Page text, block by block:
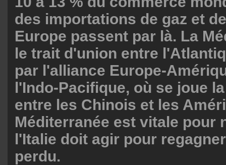
des importations de gaz et
Europe passent par là. La
le trait d'union entre
par l'alliance Europe-
l'Indo-Pacifique, où se joue
entre les Chinois et les
Méditerranée est vitale pour
l'Italie doit agir pour
perdu.